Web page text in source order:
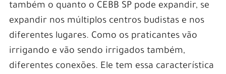
também o quanto o CEBB SP pode expandir, se
expandir nos múltiplos centros budistas e nos
diferentes lugares. Como os praticantes vão
irrigando e vão sendo irrigados também,
diferentes conexões. Ele tem essa característica